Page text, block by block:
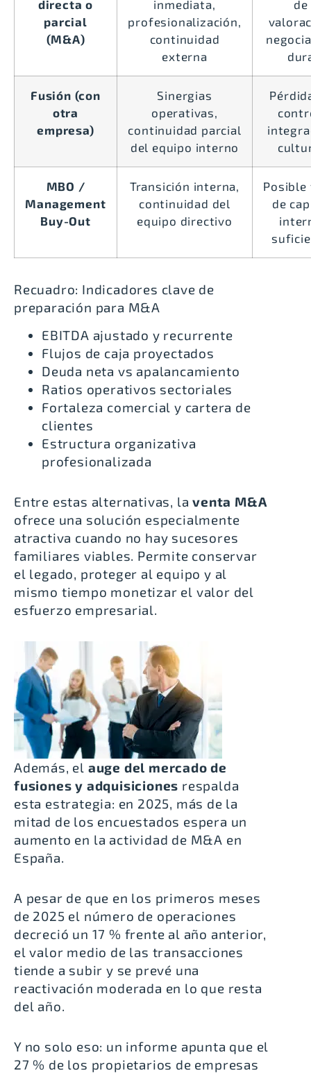
directa o
parcial
(M&A)
inmediata,
profesionalización,
continuidad
externa
de
Fusión (con
otra
empresa)
Sinergias
operativas,
continuidad parcial
del equipo interno
MBO /
Management
Buy-Out
Transición interna,
continuidad del
equipo directivo
de
Recuadro: Indicadores clave de
preparación para M&A
EBITDA ajustado y recurrente
Flujos de caja proyectados
Deuda neta vs apalancamiento
Ratios operativos sectoriales
Fortaleza comercial y cartera de
clientes
Estructura organizativa
profesionalizada
Entre estas alternativas, laventa M&A
ofrece una solución especialmente
atractiva cuando no hay sucesores
familiares viables. Permite conservar
el legado, proteger al equipo y al
mismo tiempo monetizar el valor del
esfuerzo empresarial.
Además, el auge del mercado de
fusiones y adquisiciones respalda
esta estrategia: en 2025, más de la
mitad de los encuestados espera un
aumento en la actividad de M&A en
España.
A pesar de que en los primeros meses
de 2025 el número de operaciones
decreció un 17 % frente al año anterior,
el valor medio de las transacciones
tiende a subir y se prevé una
reactivación moderada en lo que resta
del año.
Y no solo eso: un informe apunta que el
27 % de los propietarios de empresas